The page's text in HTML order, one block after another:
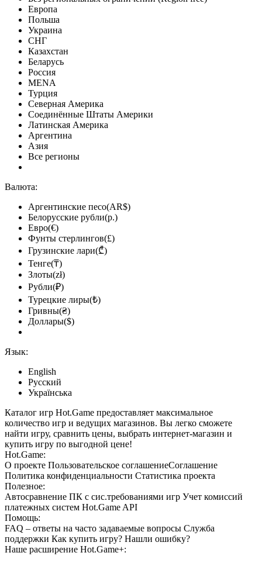
Европа
Польша
Украина
СНГ
Казахстан
Беларусь
Россия
MENA
Турция
Северная Америка
Соединённые Штаты Америки
Латинская Америка
Аргентина
Азия
Все регионы
Валюта:
Аргентинские песо(AR$)
Белорусские рубли(р.)
Евро(€)
Фунты стерлингов(£)
Грузинские лари(₾)
Тенге(₸)
Злоты(zł)
Рубли(₽)
Турецкие лиры(₺)
Гривны(₴)
Доллары($)
Язык:
English
Русский
Українська
Каталог игр Hot.Game предоставляет максимальное
количество игр и ведущих магазинов. Вы легко сможете
найти игру, сравнить цены, выбрать интернет-магазин и
купить игру по выгодной цене!
Hot.Game:
О проекте Пользовательское соглашениеСоглашение
Политика конфиденциальности Статистика проекта
Полезное:
Автосравнение ПК с сис.требованиями игр Учет комиссий
платежных систем Hot.Game API
Помощь:
FAQ – ответы на часто задаваемые вопросы Служба
поддержки Как купить игру? Нашли ошибку?
Наше расширение Hot.Game+: